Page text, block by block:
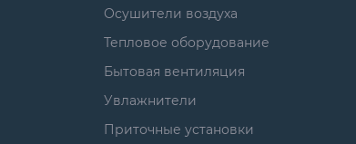
Осушители воздуха
Тепловое оборудование
Бытовая вентиляция
Увлажнители
Приточные установки